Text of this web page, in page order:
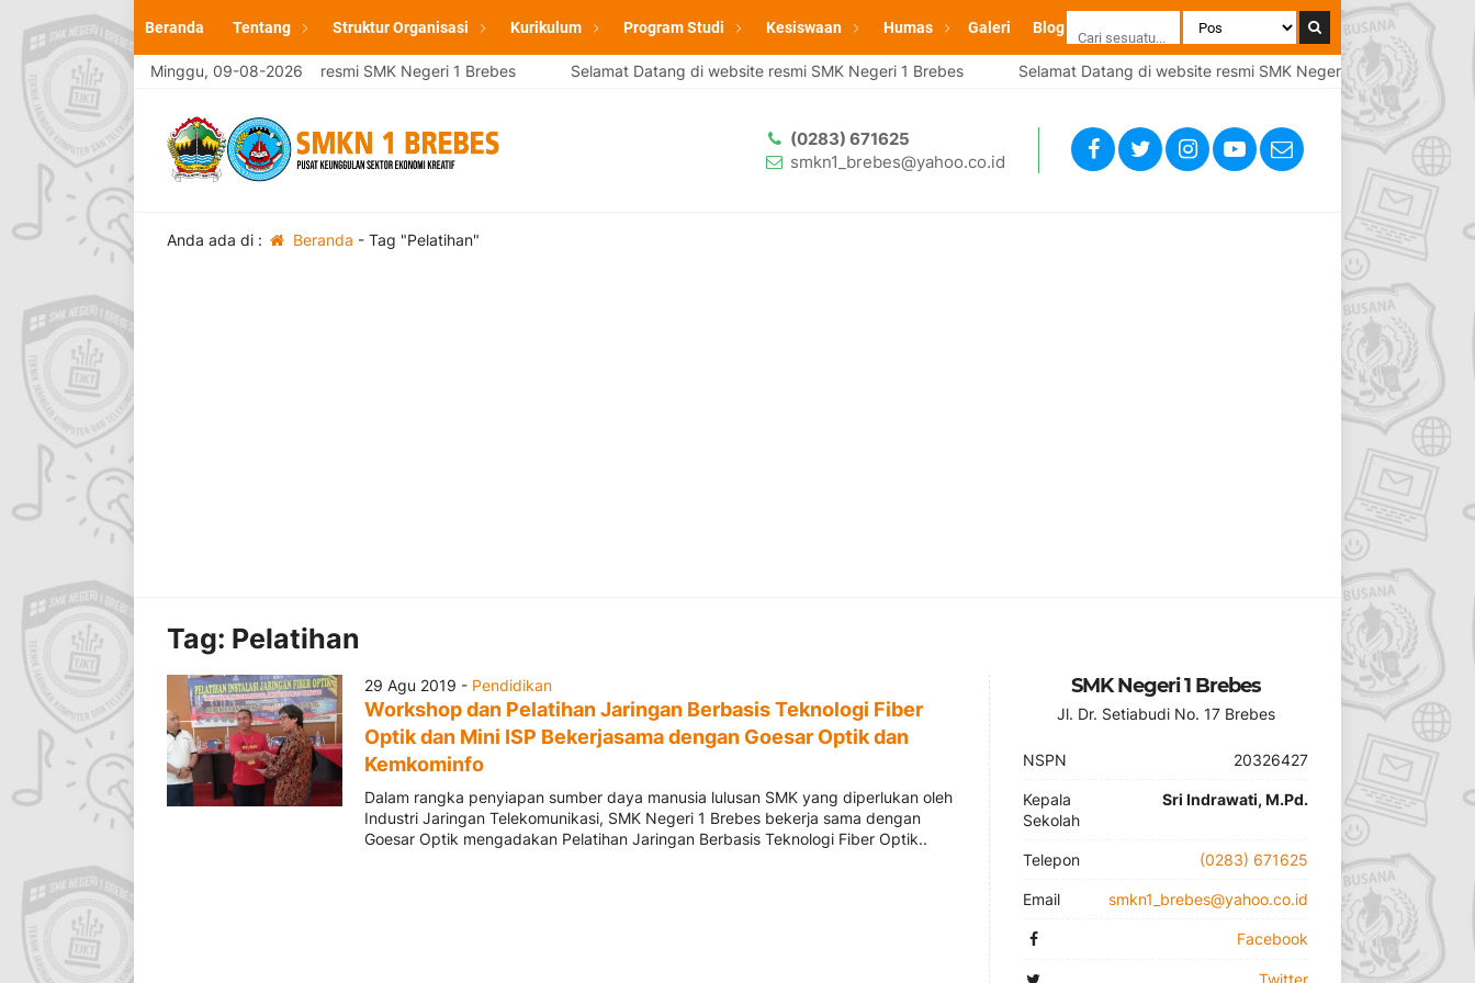
Beranda Tentang Struktur Organisasi Kurikulum Program Studi Kesiswaan Humas Galeri Blog
Minggu, 09-08-2026
Selamat Datang di website resmi SMK Negeri 1 Brebes Selamat Datang di website resmi SMK Negeri 1 Brebes Selamat Datang di website resmi SMK Negeri 1 Brebes
(0283) 671625
smkn1_brebes@yahoo.co.id
Anda ada di : Beranda - Tag "Pelatihan"
Tag: Pelatihan
29 Agu 2019 - Pendidikan
Workshop dan Pelatihan Jaringan Berbasis Teknologi Fiber
Optik dan Mini ISP Bekerjasama dengan Goesar Optik dan
Kemkominfo
Dalam rangka penyiapan sumber daya manusia lulusan SMK yang diperlukan oleh
Industri Jaringan Telekomunikasi, SMK Negeri 1 Brebes bekerja sama dengan
Goesar Optik mengadakan Pelatihan Jaringan Berbasis Teknologi Fiber Optik..
SMK Negeri 1 Brebes
Jl. Dr. Setiabudi No. 17 Brebes
NSPN 20326427
Kepala
Sekolah
Sri Indrawati, M.Pd.
Telepon (0283) 671625
Email smkn1_brebes@yahoo.co.id
Facebook
Twitter